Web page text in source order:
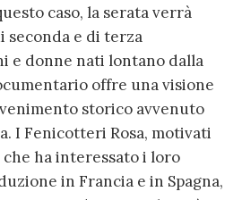
caso, la serata verrà
seconda e di terza
e donne nati lontano dalla
offre una visione
storico avvenuto
I Fenicotteri Rosa, motivati
ha interessato i loro
in Francia e in Spagna,